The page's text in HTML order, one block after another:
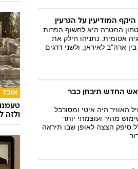
המודיעין על הגרעין
המטרה היא לחשוף הפרות
אטומית. נתניהו חילק את
ארה"ב לאיראן, ולשני דרגים
החדש תיבחן כבר
האוויר היה איטי ומסורבל.
מהיר ועוצמתי יותר
סיפק הצצה לאופן שבו תיראה
אוכל
ולזה